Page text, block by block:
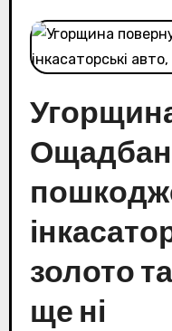
золото
ще ні